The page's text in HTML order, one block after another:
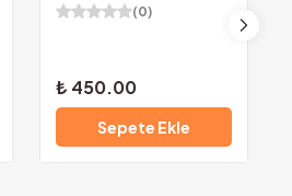
(0)
₺ 450.00
Sepete Ekle